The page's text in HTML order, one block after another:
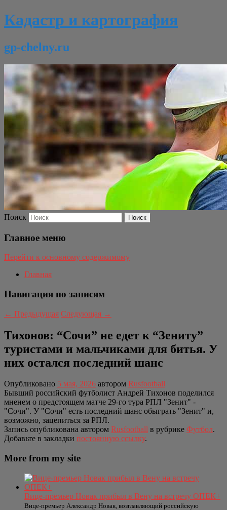
Кадастр и картография
gp-chelny.ru
Поиск
Главное меню
Перейти к основному содержимому
Главная
Навигация по записям
← Предыдущая Следующая →
Тихонов: “Сочи” не едет к “Зениту”
туристами и мальчиками для битья. У
них остался последний шанс
Опубликовано 5 мая, 2026 автором Rusfootball
Бывший российский футболист Андрей Тихонов поделился
мненем о предстоящем матче 29-го тура РПЛ "Зенит" -
"Сочи". У "Сочи" есть последний шанс обыграть "Зенит" и,
возможно, зацепиться за РПЛ.
Запись опубликована автором Rusfootball в рубрике Футбол.
Добавьте в закладки постоянную ссылку.
More from my site
Вице-премьер Новак прибыл в Вену на встречу ОПЕК+
Вице-премьер Александр Новак, возглавляющий российскую